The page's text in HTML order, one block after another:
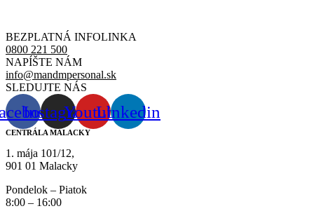
BEZPLATNÁ INFOLINKA
0800 221 500
NAPÍŠTE NÁM
info@mandmpersonal.sk
SLEDUJTE NÁS
InstagramYoutubeLinkedin
CENTRÁLA MALACKY
1. mája 101/12,
901 01 Malacky
Pondelok – Piatok
8:00 – 16:00